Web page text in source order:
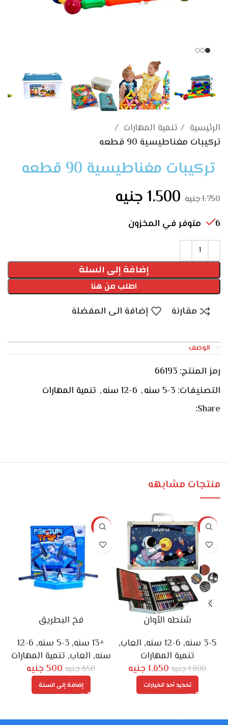
الرئيسية
تنمية المهارات
تركيبات مغناطيسية 90 قطعه
تركيبات مغناطيسية 90 قطعه
1.750جنيه 1.500جنيه
6 متوفر في المخزون
إضافة إلى السلة
اطلب من هنا
مقارنة إضافة الى المفضلة
الوصف
رمز المنتج: 66193
التصنيفات: 3-5 سنه , 6-12 سنه , تنمية المهارات
Share:
منتجات مشابهه
-8%
شنطه الأوان
3-5 سنه
, 6-12 سنه , العاب,
تنمية المهارات
1.800جنيه 1.650 جنيه
تحديد أحد الخيارات
-23%
فخ البطريق
+13 سنه
, 3-5 سنه ,
6-12
سنه, العاب, تنمية المهارات
650جنيه 500 جنيه
إضافة إلى السلة